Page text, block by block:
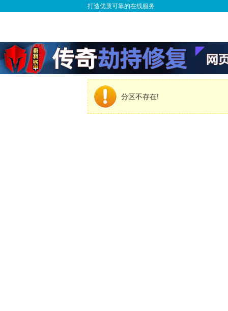
打造优质可靠的在线服务
分区不存在!